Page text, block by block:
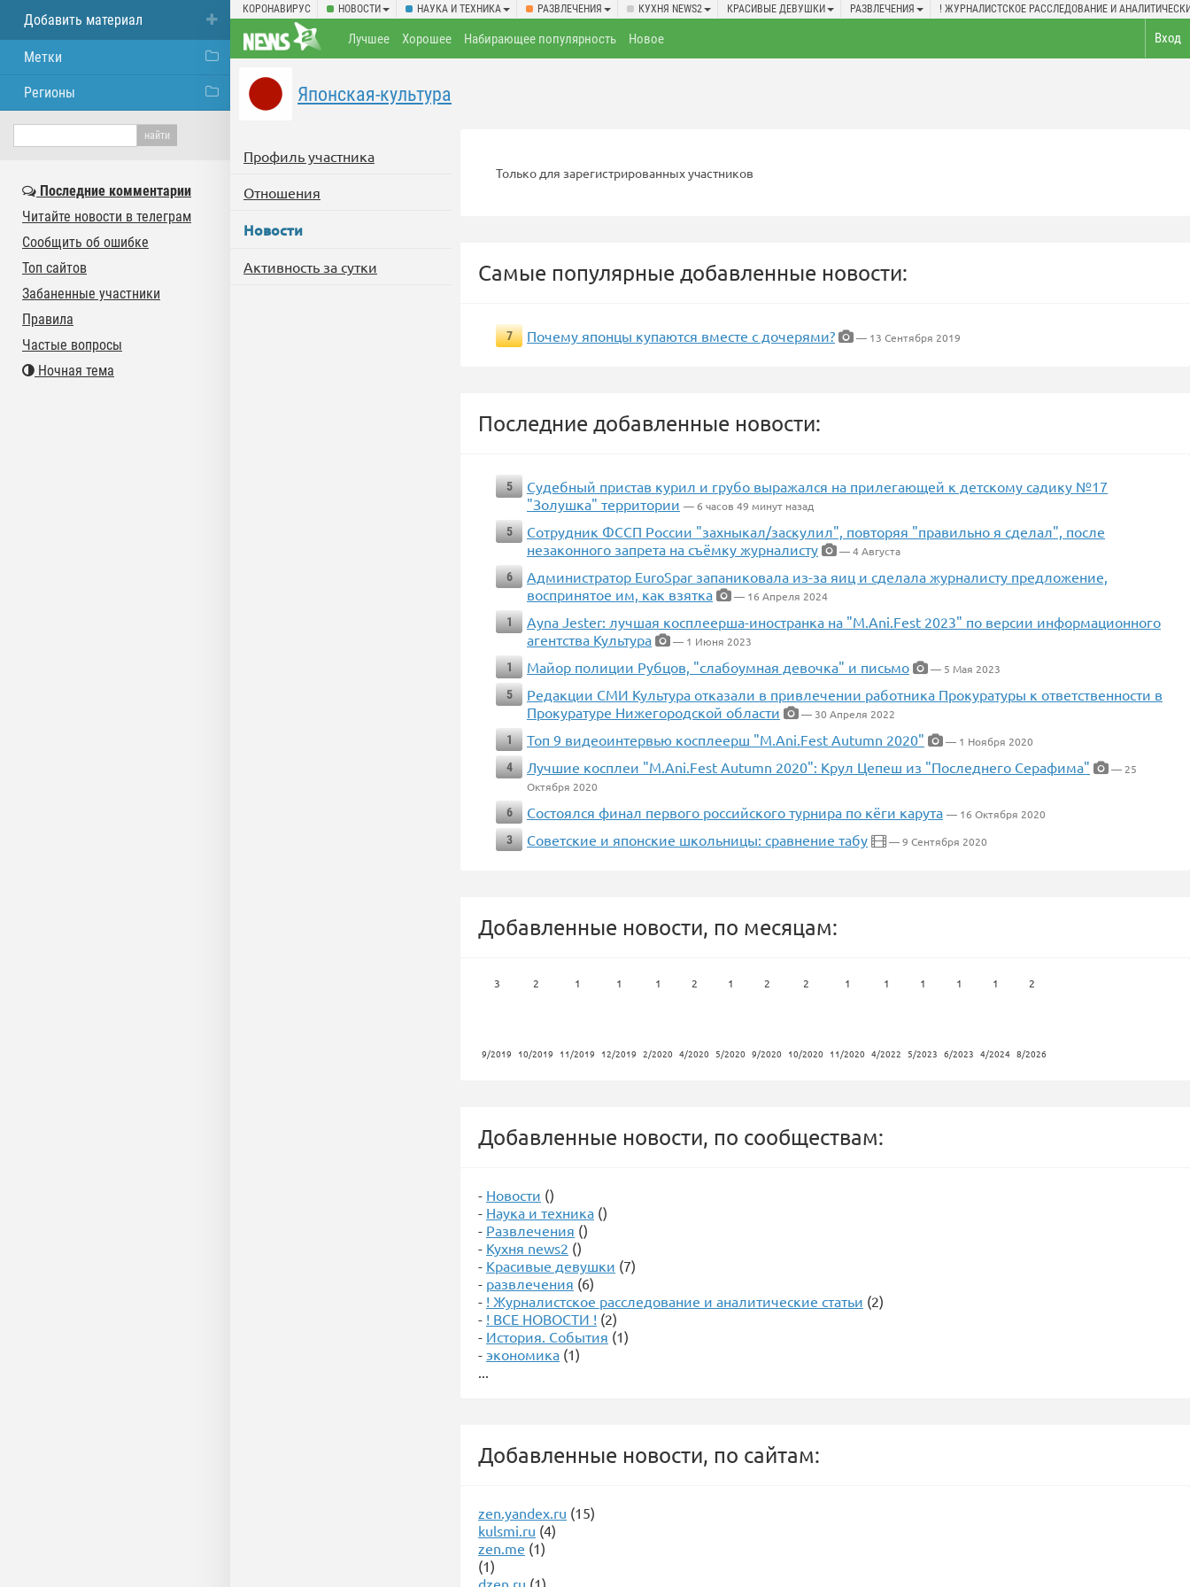
КОРОНАВИРУС НОВОСТИ НАУКА И ТЕХНИКА РАЗВЛЕЧЕНИЯ КУХНЯ NEWS2 КРАСИВЫЕ ДЕВУШКИ РАЗВЛЕЧЕНИЯ ! ЖУРНАЛИСТСКОЕ РАССЛЕДОВАНИЕ И
Вход
Лучшее Хорошее Набирающее популярность Новое
Японская-культура
Профиль участника
Отношения
Новости
Активность за сутки
Только для зарегистрированных участников
Самые популярные добавленные новости:
7 Почему японцы купаются вместе с дочерями? — 13 Сентября 2019
Последние добавленные новости:
5
Судебный пристав курил и грубо выражался на прилегающей к детскому садику №17
"Золушка" территории — 6 часов 49 минут назад
5
Сотрудник ФССП России "захныкал/заскулил", повторяя "правильно я сделал", после
незаконного запрета на съёмку журналисту
— 4 Августа
6
Администратор EuroSpar запаниковала из-за яиц и сделала журналисту предложение,
воспринятое им, как взятка
— 16 Апреля 2024
1
Ayna Jester: лучшая косплеерша-иностранка на "M.Ani.Fest 2023" по версии информационного
агентства Культура
— 1 Июня 2023
1
Майор полиции Рубцов, "слабоумная девочка" и письмо
— 5 Мая 2023
5
Редакции СМИ Культура отказали в привлечении работника Прокуратуры к ответственности в
Прокуратуре Нижегородской области
— 30 Апреля 2022
1
Топ 9 видеоинтервью косплеерш "M.Ani.Fest Autumn 2020"
— 1 Ноября 2020
4
Лучшие косплеи "M.Ani.Fest Autumn 2020": Крул Цепеш из "Последнего Серафима"
— 25
Октября 2020
6
Состоялся финал первого российского турнира по кёги карута — 16 Октября 2020
3
Советские и японские школьницы: сравнение табу — 9 Сентября 2020
Добавленные новости, по месяцам:
3
9/2019
2
10/2019
1
11/2019
1
12/2019
1
2/2020
2
4/2020
1
5/2020
2
9/2020
2
10/2020
1
11/2020
1
4/2022
1
5/2023
1
6/2023
1
4/2024
2
8/2026
Добавленные новости, по сообществам:
- Новости ()
- Наука и техника ()
- Развлечения ()
- Кухня news2 ()
- Красивые девушки (7)
- развлечения (6)
- ! Журналистское расследование и аналитические статьи (2)
- ! ВСЕ НОВОСТИ ! (2)
- История. События (1)
- экономика (1)
...
Добавленные новости, по сайтам:
zen.yandex.ru (15)
kulsmi.ru (4)
zen.me (1)
(1)
dzen.ru (1)
Добавить материал
Метки
Регионы
Последние комментарии
Читайте новости в телеграм
Сообщить об ошибке
Топ сайтов
Забаненные участники
Правила
Частые вопросы
Ночная тема